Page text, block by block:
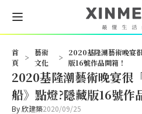
首
頁
>
藝術
文化
>
2020基隆潮藝術晚宴
版16號作品開箱！
2020基隆潮藝術晚宴很
船》點燈?隱藏版16號作
By欣建築2020/09/25